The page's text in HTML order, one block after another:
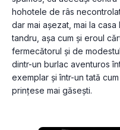
hohotele de râs
dar mai așezat, mai la
tandru, așa cum și eroul
fermecătorul și de
dintr-un burlac aventuros
exemplar și într-un tată
prințese mai găsești.